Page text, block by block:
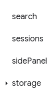
search
sessions
sidePanel
storage